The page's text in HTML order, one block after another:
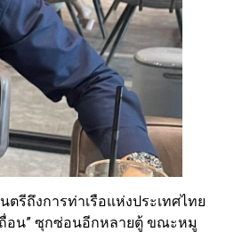
รีถึงการท่าเรือแห่งประเทศไทย
ถื่อน” ซุกซ่อนอีกหลายตู้ ขณะหมู